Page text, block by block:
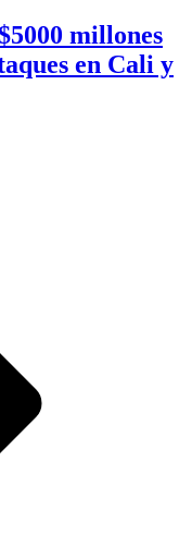
millones
en Cali y